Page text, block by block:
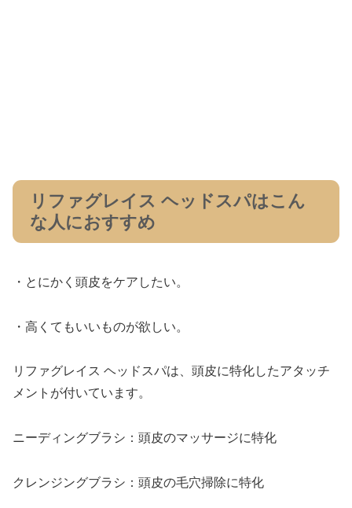
リファグレイス ヘッドスパはこん
な人におすすめ
・とにかく頭皮をケアしたい。
・高くてもいいものが欲しい。
リファグレイス ヘッドスパは、頭皮に特化したアタッチ
メントが付いています。
ニーディングブラシ：頭皮のマッサージに特化
クレンジングブラシ：頭皮の毛穴掃除に特化